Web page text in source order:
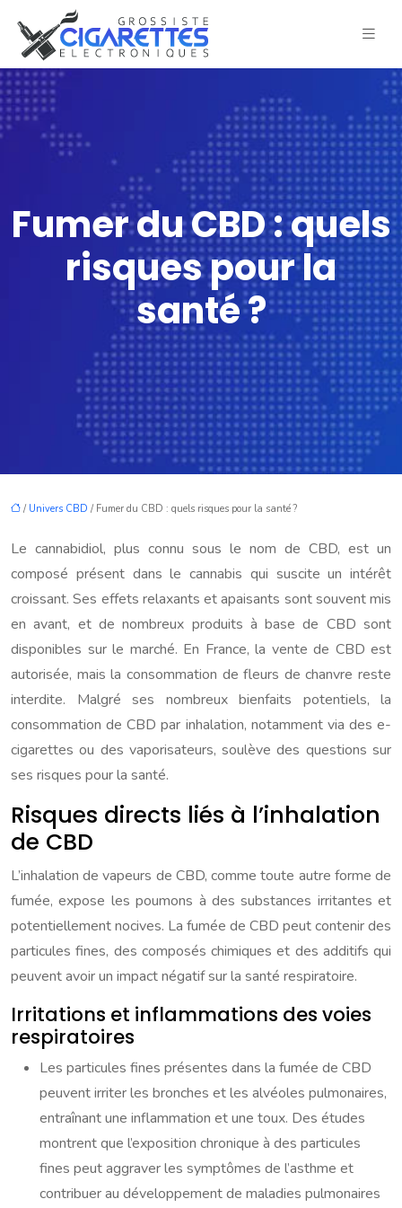
Fumer du CBD : quels
risques pour la
santé ?
/ Univers CBD / Fumer du CBD : quels risques pour la santé ?
Le cannabidiol, plus connu sous le nom de CBD, est un
composé présent dans le cannabis qui suscite un intérêt
croissant. Ses effets relaxants et apaisants sont souvent mis
en avant, et de nombreux produits à base de CBD sont
disponibles sur le marché. En France, la vente de CBD est
autorisée, mais la consommation de fleurs de chanvre reste
interdite. Malgré ses nombreux bienfaits potentiels, la
consommation de CBD par inhalation, notamment via des e-
cigarettes ou des vaporisateurs, soulève des questions sur
ses risques pour la santé.
Risques directs liés à l’inhalation
de CBD
L’inhalation de vapeurs de CBD, comme toute autre forme de
fumée, expose les poumons à des substances irritantes et
potentiellement nocives. La fumée de CBD peut contenir des
particules fines, des composés chimiques et des additifs qui
peuvent avoir un impact négatif sur la santé respiratoire.
Irritations et inflammations des voies
respiratoires
Les particules fines présentes dans la fumée de CBD
peuvent irriter les bronches et les alvéoles pulmonaires,
entraînant une inflammation et une toux. Des études
montrent que l’exposition chronique à des particules
fines peut aggraver les symptômes de l’asthme et
contribuer au développement de maladies pulmonaires